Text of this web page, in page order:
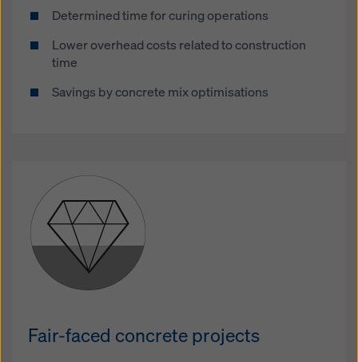
Determined time for curing operations
Lower overhead costs related to construction
time
Savings by concrete mix optimisations
Fair-faced concrete projects